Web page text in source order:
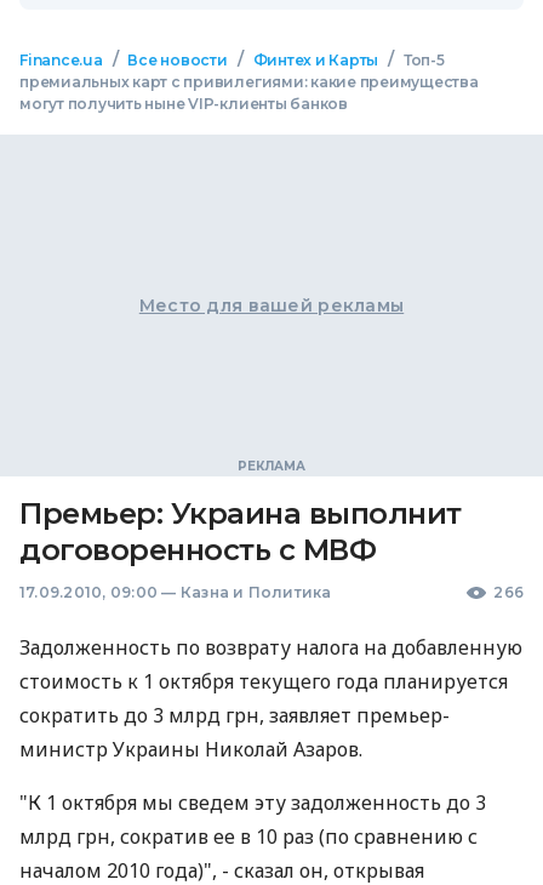
Finance.ua / Все новости / Финтех и Карты / Топ-5
премиальных карт с привилегиями: какие преимущества
могут получить ныне VIP-клиенты банков
Место для вашей рекламы
Премьер: Украина выполнит
договоренность с МВФ
17.09.2010, 09:00 — Казна и Политика 266
Задолженность по возврату налога на добавленную
стоимость к 1 октября текущего года планируется
сократить до 3 млрд грн, заявляет премьер-
министр Украины Николай Азаров.
"К 1 октября мы сведем эту задолженность до 3
млрд грн, сократив ее в 10 раз (по сравнению с
началом 2010 года)", - сказал он, открывая